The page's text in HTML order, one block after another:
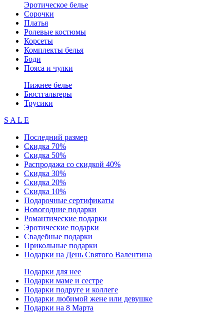
Эротическое белье
Сорочки
Платья
Ролевые костюмы
Корсеты
Комплекты белья
Боди
Пояса и чулки
Нижнее белье
Бюстгальтеры
Трусики
S A L E
Последний размер
Скидка 70%
Скидка 50%
Распродажа со скидкой 40%
Скидка 30%
Скидка 20%
Скидка 10%
Подарочные сертификаты
Новогодние подарки
Романтические подарки
Эротические подарки
Свадебные подарки
Прикольные подарки
Подарки на День Святого Валентина
Подарки для нее
Подарки маме и сестре
Подарки подруге и коллеге
Подарки любимой жене или девушке
Подарки на 8 Марта